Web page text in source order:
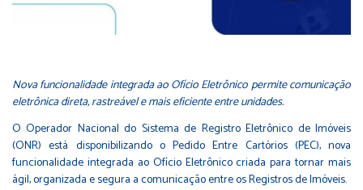
Nova funcionalidade integrada ao Ofício Eletrônico permite comunicação
eletrônica direta, rastreável e mais eficiente entre unidades.
O Operador Nacional do Sistema de Registro Eletrônico de Imóveis
(ONR) está disponibilizando o Pedido Entre Cartórios (PEC), nova
funcionalidade integrada ao Ofício Eletrônico criada para tornar mais
ágil, organizada e segura a comunicação entre os Registros de Imóveis.